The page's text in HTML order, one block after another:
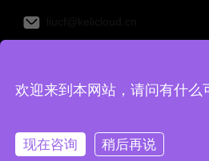
MES管理系统 设备管理系统
仓储管理系统
2022001416号-2|网站地图
欢迎来到本网站，请问有什么
现在咨询 稍后再说